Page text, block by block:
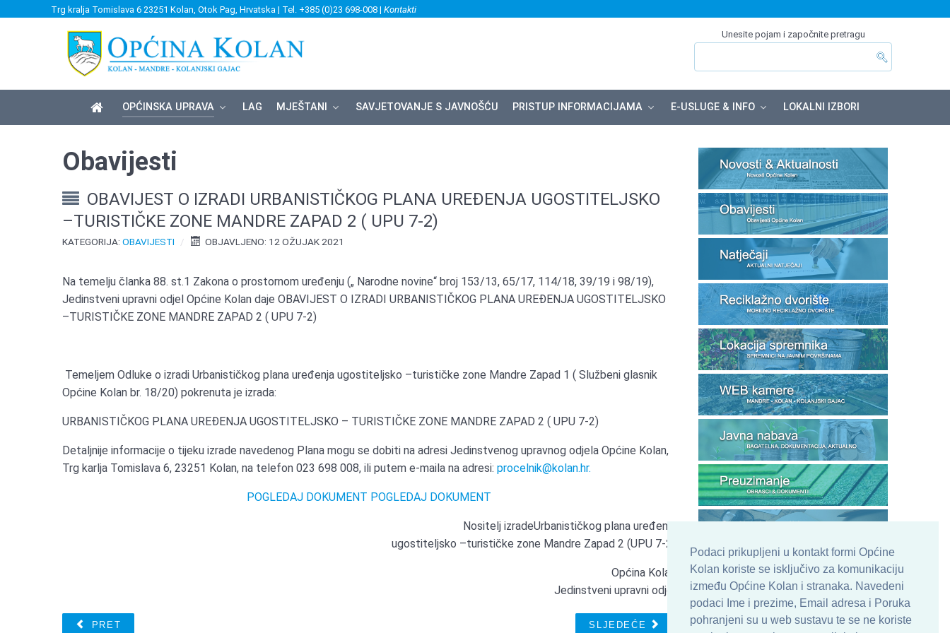
Podaci prikupljeni u kontakt formi Općine
Kolan koriste se isključivo za komunikaciju
između Općine Kolan i stranaka. Navedeni
podaci Ime i prezime, Email adresa i Poruka
pohranjeni su u web sustavu te se ne koriste
Trg kralja Tomislava 6 23251 Kolan, Otok Pag, Hrvatska | Tel. +385 (0)23 698-008 | Kontakti
Unesite pojam i započnite pretragu
OPĆINSKA UPRAVA LAG MJEŠTANI SAVJETOVANJE S JAVNOŠĆU PRISTUP INFORMACIJAMA E-USLUGE & INFO LOKALNI IZBORI
Obavijesti
OBAVIJEST O IZRADI URBANISTIČKOG PLANA UREĐENJA UGOSTITELJSKO
–TURISTIČKE ZONE MANDRE ZAPAD 2 ( UPU 7-2)
KATEGORIJA:OBAVIJESTI OBJAVLJENO: 12 OŽUJAK 2021
Na temelju članka 88. st.1 Zakona o prostornom uređenju („ Narodne novine“ broj 153/13, 65/17, 114/18, 39/19 i 98/19),
Jedinstveni upravni odjel Općine Kolan daje OBAVIJEST O IZRADI URBANISTIČKOG PLANA UREĐENJA UGOSTITELJSKO
–TURISTIČKE ZONE MANDRE ZAPAD 2 ( UPU 7-2)
Temeljem Odluke o izradi Urbanističkog plana uređenja ugostiteljsko –turističke zone Mandre Zapad 1 ( Službeni glasnik
Općine Kolan br. 18/20) pokrenuta je izrada:
URBANISTIČKOG PLANA UREĐENJA UGOSTITELJSKO – TURISTIČKE ZONE MANDRE ZAPAD 2 ( UPU 7-2)
Detaljnije informacije o tijeku izrade navedenog Plana mogu se dobiti na adresi Jedinstvenog upravnog odjela Općine Kolan,
Trg karlja Tomislava 6, 23251 Kolan, na telefon 023 698 008, ili putem e-maila na adresi:procelnik@kolan.hr.
POGLEDAJ DOKUMENT POGLEDAJ DOKUMENT
Nositelj izradeUrbanističkog plana uređenja
ugostiteljsko –turističke zone Mandre Zapad 2 (UPU 7-2)
Općina Kolan
Jedinstveni upravni odjel
PRET SLJEDEĆE